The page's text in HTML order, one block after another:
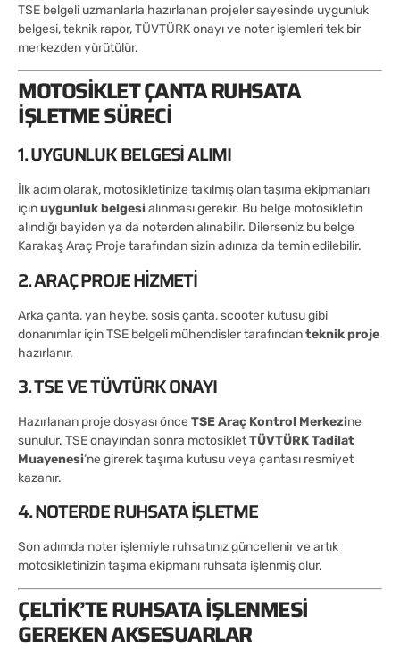
TSE belgeli uzmanlarla hazırlanan projeler sayesinde uygunluk
belgesi, teknik rapor, TÜVTÜRK onayı ve noter işlemleri tek bir
merkezden yürütülür.
MOTOSIKLET ÇANTA RUHSATA
İŞLETME SÜRECI
1. UYGUNLUK BELGESI ALIMI
İlk adım olarak, motosikletinize takılmış olan taşıma ekipmanları
içinuygunluk belgesialınması gerekir. Bu belge motosikletin
alındığı bayiden ya da noterden alınabilir. Dilerseniz bu belge
Karakaş Araç Proje tarafından sizin adınıza da temin edilebilir.
2. ARAÇ PROJE HIZMETI
Arka çanta, yan heybe, sosis çanta, scooter kutusu gibi
donanımlar için TSE belgeli mühendisler tarafındanteknik proje
hazırlanır.
3. TSE VE TÜVTÜRK ONAYI
Hazırlanan proje dosyası önceTSE Araç Kontrol Merkezine
sunulur. TSE onayından sonra motosikletTÜVTÜRK Tadilat
Muayenesi‘ne girerek taşıma kutusu veya çantası resmiyet
kazanır.
4. NOTERDE RUHSATA İŞLETME
Son adımda noter işlemiyle ruhsatınız güncellenir ve artık
motosikletinizin taşıma ekipmanı ruhsata işlenmiş olur.
ÇELTIK’TE RUHSATA İŞLENMESI
GEREKEN AKSESUARLAR